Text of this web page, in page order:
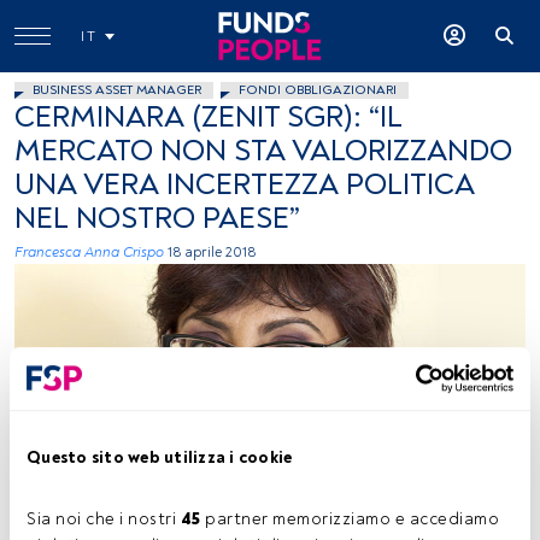
Questo sito web utilizza i cookie
Sia noi che i nostri 45 partner memorizziamo e accediamo
IT
BUSINESS ASSET MANAGER FONDI OBBLIGAZIONARI
CERMINARA (ZENIT SGR): “IL
MERCATO NON STA VALORIZZANDO
UNA VERA INCERTEZZA POLITICA
NEL NOSTRO PAESE”
Francesca Anna Crispo 18 aprile 2018
Immagine ceduta